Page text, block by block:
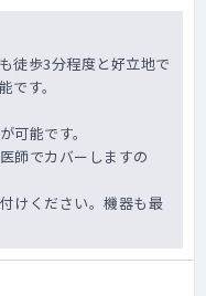
徒歩3分程度と好立地で
す。
能です。
師でカバーしますの
けください。機器も最